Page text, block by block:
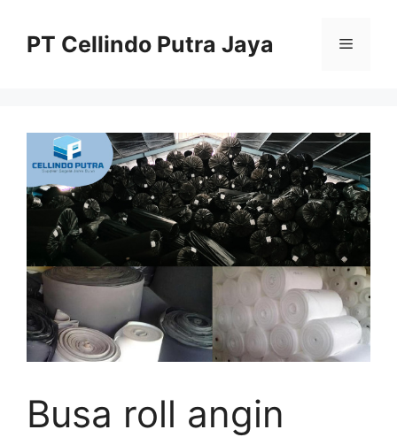
PT Cellindo Putra Jaya Menu
Busa roll angin